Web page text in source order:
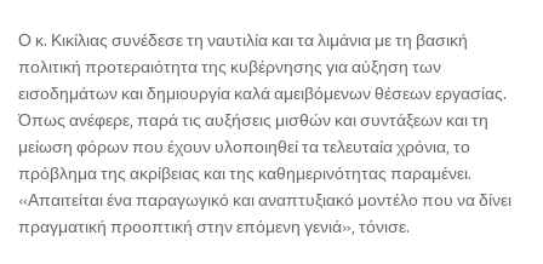
Ο κ. Κικίλιας συνέδεσε τη ναυτιλία και τα λιμάνια με τη βασική
πολιτική προτεραιότητα της κυβέρνησης για αύξηση των
εισοδημάτων και δημιουργία καλά αμειβόμενων θέσεων εργασίας.
Όπως ανέφερε, παρά τις αυξήσεις μισθών και συντάξεων και τη
μείωση φόρων που έχουν υλοποιηθεί τα τελευταία χρόνια, το
πρόβλημα της ακρίβειας και της καθημερινότητας παραμένει.
«Απαιτείται ένα παραγωγικό και αναπτυξιακό μοντέλο που να δίνει
πραγματική προοπτική στην επόμενη γενιά», τόνισε.